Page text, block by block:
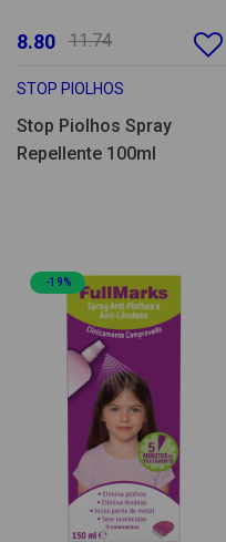
8.80 11.74
STOP PIOLHOS
Stop Piolhos Spray
Repellente 100ml
-19%